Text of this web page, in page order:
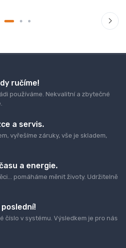
ručíme!
používáme. Nekvalitní a zbytečné
a servis.
vyřešíme záruky, vše je skladem,
a energie.
pomáháme měnit životy. Udržitelně
poslední!
číslo v systému. Výsledkem je pro nás